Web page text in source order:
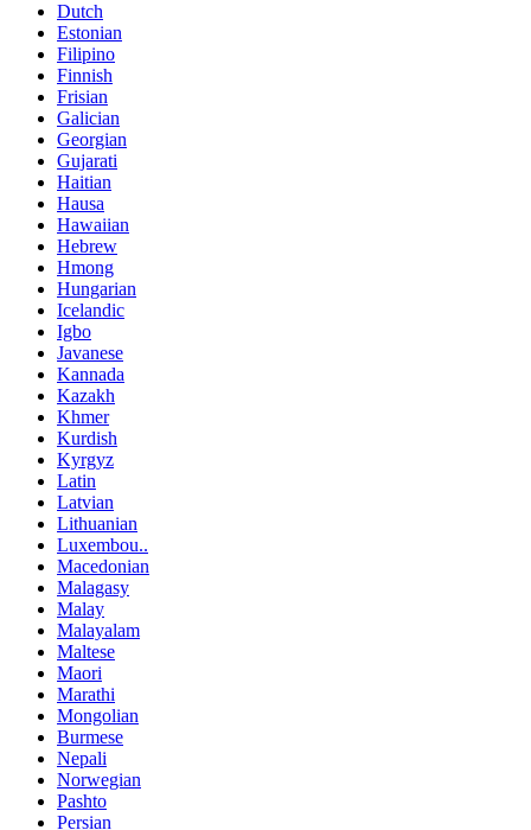
Dutch
Estonian
Filipino
Finnish
Frisian
Galician
Georgian
Gujarati
Haitian
Hausa
Hawaiian
Hebrew
Hmong
Hungarian
Icelandic
Igbo
Javanese
Kannada
Kazakh
Khmer
Kurdish
Kyrgyz
Latin
Latvian
Lithuanian
Luxembou..
Macedonian
Malagasy
Malay
Malayalam
Maltese
Maori
Marathi
Mongolian
Burmese
Nepali
Norwegian
Pashto
Persian